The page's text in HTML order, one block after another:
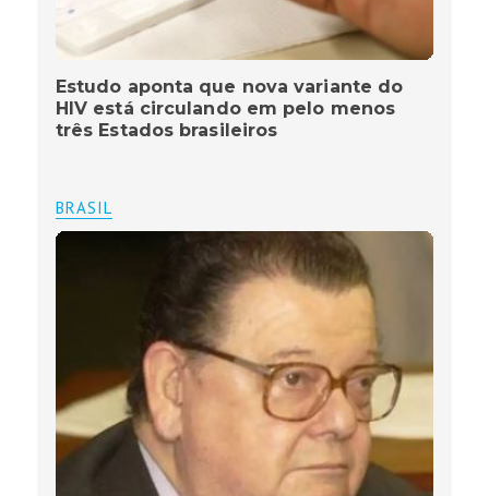
Estudo aponta que nova variante do
HIV está circulando em pelo menos
três Estados brasileiros
BRASIL